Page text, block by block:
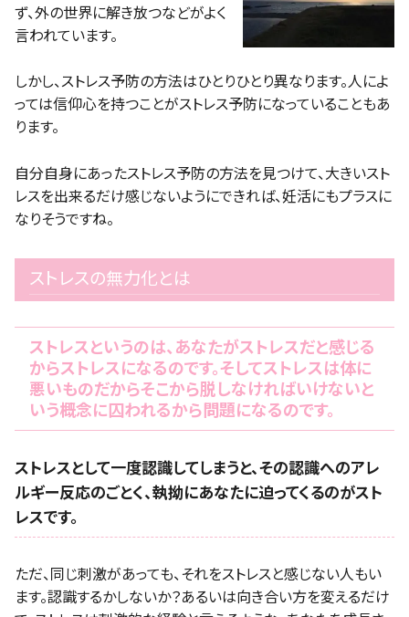
ず、外の世界に解き放つなどがよく
言われています。
しかし、ストレス予防の方法はひとりひとり異なります。人によ
っては信仰心を持つことがストレス予防になっていることもあ
ります。
自分自身にあったストレス予防の方法を見つけて、大きいスト
レスを出来るだけ感じないようにできれば、妊活にもプラスに
なりそうですね。
ストレスの無力化とは
ストレスというのは、あなたがストレスだと感じる
からストレスになるのです。そしてストレスは体に
悪いものだからそこから脱しなければいけないと
いう概念に囚われるから問題になるのです。
ストレスとして一度認識してしまうと、その認識へのアレ
ルギー反応のごとく、執拗にあなたに迫ってくるのがスト
レスです。
ただ、同じ刺激があっても、それをストレスと感じない人もい
ます。認識するかしないか？あるいは向き合い方を変えるだけ